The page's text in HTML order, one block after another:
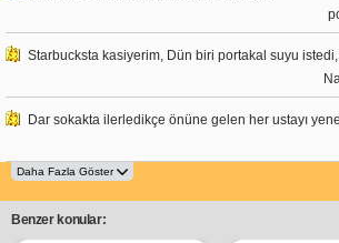
Starbucksta kasiyerim, Dün biri portakal suyu istedi,
Dar sokakta ilerledikçe önüne gelen her ustayı
Benzer konular: